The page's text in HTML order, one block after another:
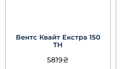
Вентс Квайт Екстра 150
ТН
5819₴